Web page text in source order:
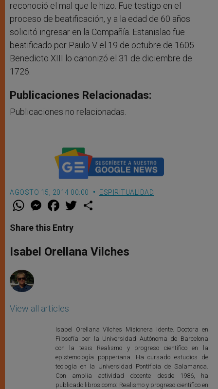
reconoció el mal que le hizo. Fue testigo en el
proceso de beatificación, y a la edad de 60 años
solicitó ingresar en la Compañía. Estanislao fue
beatificado por Paulo V el 19 de octubre de 1605.
Benedicto XIII lo canonizó el 31 de diciembre de
1726.
Publicaciones Relacionadas:
Publicaciones no relacionadas.
AGOSTO 15, 2014 00:00 ESPIRITUALIDAD
W
t
s
p
p
M
e
s
e
g
e
F
a
e
b
o
k
w
r
Share this Entry
Isabel Orellana Vilches
View all articles
Isabel Orellana Vilches Misionera idente. Doctora en
Filosofía por la Universidad Autónoma de Barcelona
con la tesis Realismo y progreso científico en la
epistemología popperiana. Ha cursado estudios de
teología en la Universidad Pontificia de Salamanca.
Con amplia actividad docente desde 1986, ha
publicado libros como: Realismo y progreso científico en